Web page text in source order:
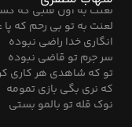
لعنت به اون قلبی که
لعنت به تو بی رحم که
انگاری خدا راضی نبوده
سر جرم تو قاضی نبوده
تو که شاهدی هر کاری
که نری بگی بازی تمومه
نوک قله تو بالمو بستی